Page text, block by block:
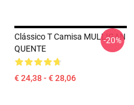
Clássico T Camisa MULLIGAN
QUENTE
€ 24,38 - € 28,06
-20%